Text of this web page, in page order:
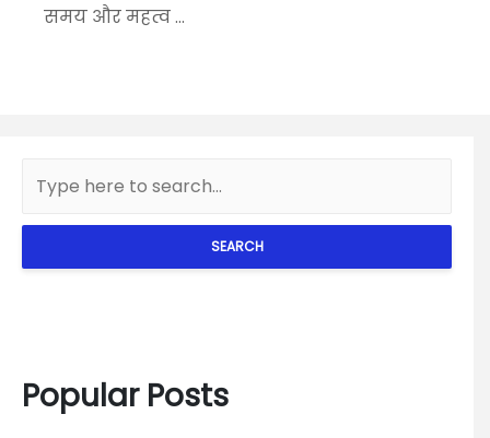
समय और महत्व ...
SEARCH
Popular Posts